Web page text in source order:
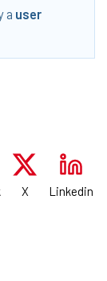
a user
X Linkedin